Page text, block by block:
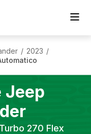
/ 2023 /
Jeep
270 Flex